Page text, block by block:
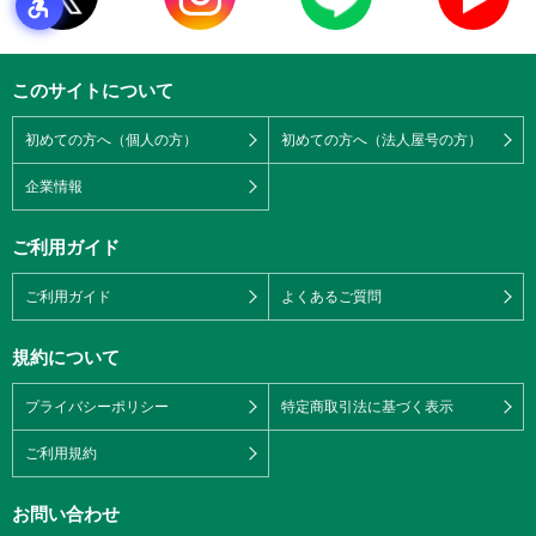
このサイトについて
初めての方へ（個人の方） 初めての方へ（法人屋号の方）
企業情報
ご利用ガイド
ご利用ガイド よくあるご質問
規約について
プライバシーポリシー 特定商取引法に基づく表示
ご利用規約
お問い合わせ